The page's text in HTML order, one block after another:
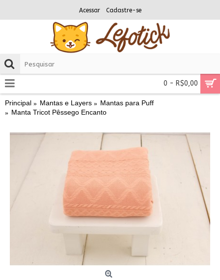
Acessar Cadastre-se
0 - R$0,00
Principal Mantas e Layers
Mantas para Puff
Manta Tricot Pêssego Encanto